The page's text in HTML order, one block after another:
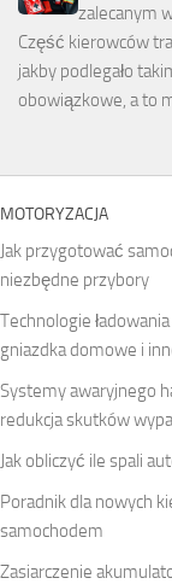
zalecanym
Część kierowców
jakby podlegało
obowiązkowe, a to
MOTORYZACJA
Jak przygotować
niezbędne przybory
Technologie
gniazdka domowe i
Systemy awaryjnego
redukcja skutków
Jak obliczyć ile spali
Poradnik dla nowych
samochodem
Zasiarczenie